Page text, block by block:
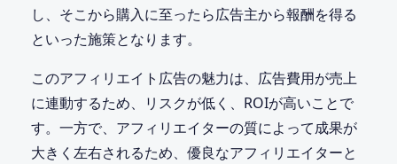
し、そこから購入に至ったら広告主から報酬を得る
といった施策となります。
このアフィリエイト広告の魅力は、広告費用が売上
に連動するため、リスクが低く、ROIが高いことで
す。一方で、アフィリエイターの質によって成果が
大きく左右されるため、優良なアフィリエイターと